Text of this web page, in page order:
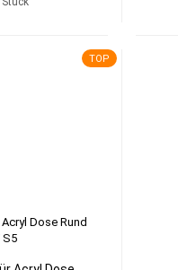
TOP